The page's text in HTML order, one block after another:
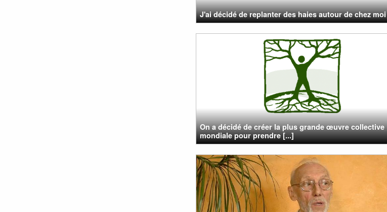
J'ai décidé de replanter des haies autour de chez moi
On a décidé de créer la plus grande œuvre collective
mondiale pour prendre [...]